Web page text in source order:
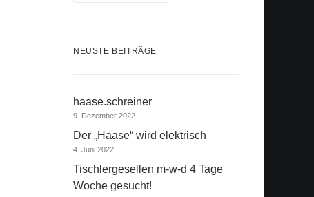
NEUSTE BEITRÄGE
haase.schreiner
9. Dezember 2022
Der „Haase“ wird elektrisch
4. Juni 2022
Tischlergesellen m-w-d 4 Tage
Woche gesucht!